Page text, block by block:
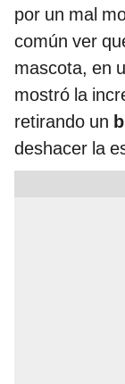
por un mal
común ver
mascota, en
mostró la
retirando un
deshacer la